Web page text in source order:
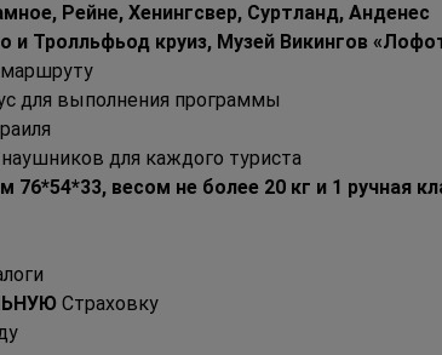
Рейне, Хенингсвер, Суртланд, Анденес
и Тролльфьод круиз, Музей Викингов
для выполнения программы
для каждого туриста
76*54*33, весом не более 20 кг и 1 ручная
Страховку